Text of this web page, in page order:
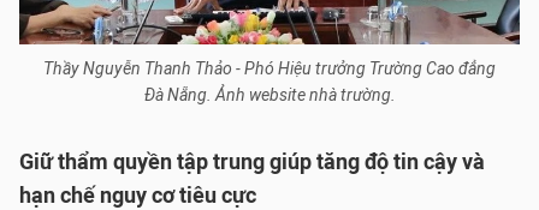
Thầy Nguyễn Thanh Thảo - Phó Hiệu trưởng Trường Cao đẳng
Đà Nẵng. Ảnh website nhà trường.
Giữ thẩm quyền tập trung giúp tăng độ tin cậy và
hạn chế nguy cơ tiêu cực